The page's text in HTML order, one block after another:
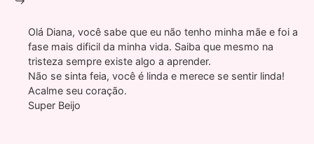
Olá Diana, você sabe que eu não tenho minha mãe e foi a
fase mais dificil da minha vida. Saiba que mesmo na
tristeza sempre existe algo a aprender.
Não se sinta feia, você é linda e merece se sentir linda!
Acalme seu coração.
Super Beijo